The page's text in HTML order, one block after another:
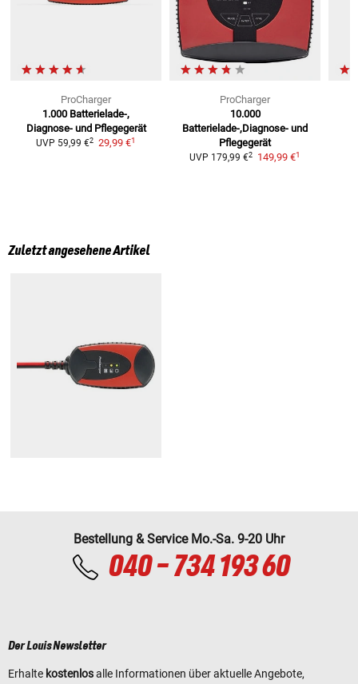
ProCharger
1.000 Batterielade-,
Diagnose- und Pflegegerät
UVP 59,99 €2 29,99 €1
ProCharger
10.000
Batterielade-,Diagnose- und
Pflegegerät
UVP 179,99 €2 149,99 €1
Zuletzt angesehene Artikel
Bestellung & Service Mo.-Sa. 9-20 Uhr
040 - 734 193 60
Der Louis Newsletter
Erhalte kostenlosalle Informationen über aktuelle Angebote,